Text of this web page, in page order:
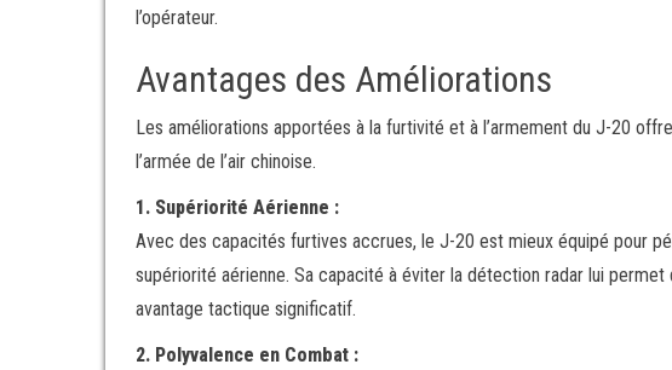
l’opérateur.
Avantages des Améliorations
Les améliorations apportées à la furtivité et à l’armement du J-20
l’armée de l’air chinoise.
1. Supériorité Aérienne :
Avec des capacités furtives accrues, le J-20 est mieux équipé pour
supériorité aérienne. Sa capacité à éviter la détection radar lui
avantage tactique significatif.
2. Polyvalence en Combat :